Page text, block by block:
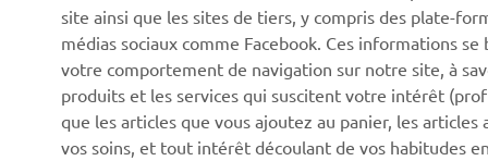
site ainsi que les sites de tiers, y compris des plate-
médias sociaux comme Facebook. Ces informations se
votre comportement de navigation sur notre site, à
produits et les services qui suscitent votre intérêt
que les articles que vous ajoutez au panier, les articles
vos soins, et tout intérêt découlant de vos habitudes